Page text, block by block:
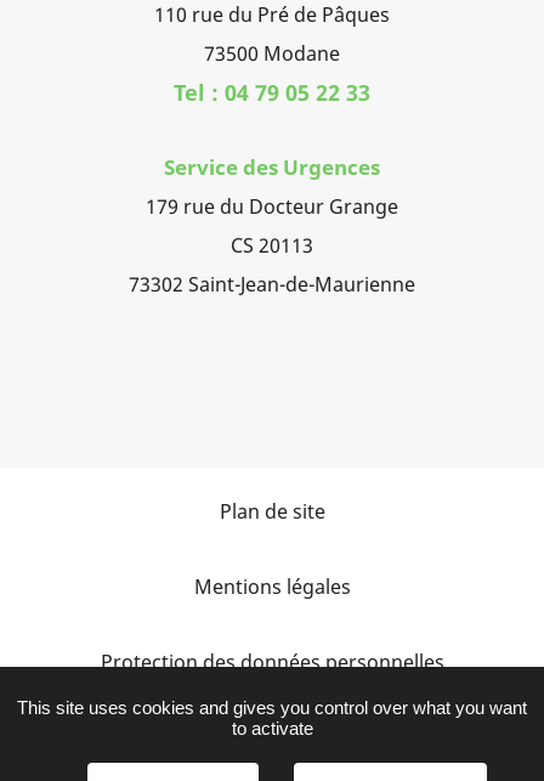
110 rue du Pré de Pâques
73500 Modane
Tel : 04 79 05 22 33
Service des Urgences
179 rue du Docteur Grange
CS 20113
73302 Saint-Jean-de-Maurienne
Plan de site
Mentions légales
Protection des données personnelles
Accessibilité
This site uses cookies and gives you control over what you want
to activate